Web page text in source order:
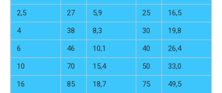
2,5
27 5,9 25
16,5
4
38 8,3 30
19,8
6
46 10,1 40
26,4
10
70 15,4 50
33,0
16
85 18,7 75
49,5